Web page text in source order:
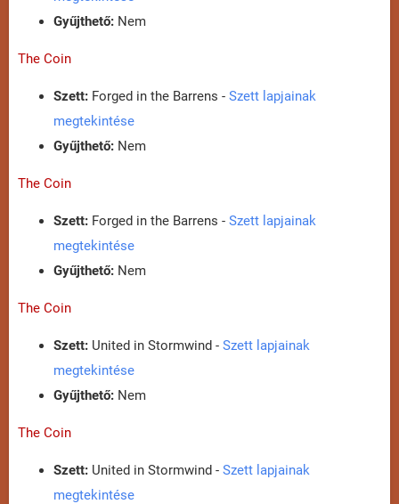
Gyűjthető: Nem
The Coin
Szett: Forged in the Barrens - Szett lapjainak
megtekintése
Gyűjthető: Nem
The Coin
Szett: Forged in the Barrens - Szett lapjainak
megtekintése
Gyűjthető: Nem
The Coin
Szett: United in Stormwind - Szett lapjainak
megtekintése
Gyűjthető: Nem
The Coin
Szett: United in Stormwind - Szett lapjainak
megtekintése